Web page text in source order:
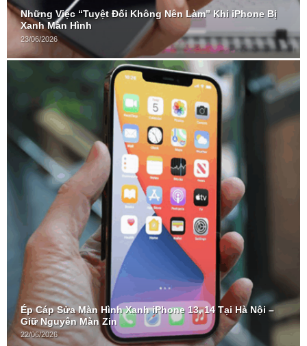
Những Việc “Tuyệt Đối Không Nên Làm” Khi iPhone Bị
Xanh Màn Hình
23/06/2026
Ép Cáp Sửa Màn Hình Xanh iPhone 13, 14 Tại Hà Nội –
Giữ Nguyên Màn Zin
22/06/2026